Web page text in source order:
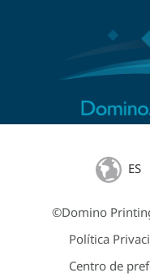
ES
©Domino
Política
Centro de